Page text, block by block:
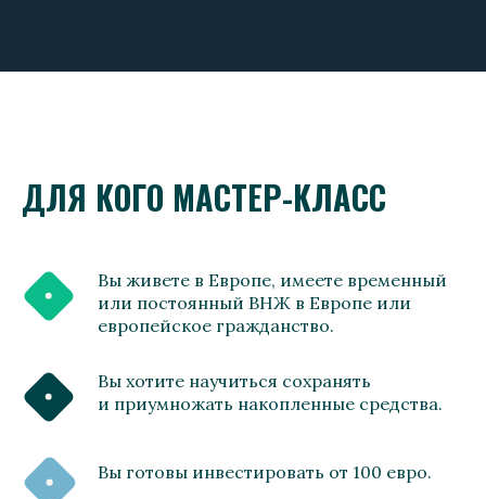
ДЛЯ КОГО МАСТЕР-КЛАСС
Вы живете в Европе, имеете временный
или постоянный ВНЖ в Европе или
европейское гражданство.
Вы хотите научиться сохранять
и приумножать накопленные средства.
Вы готовы инвестировать от 100 евро.